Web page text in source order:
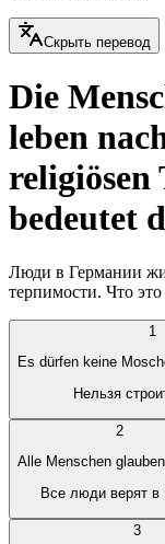
Скрыть перевод
Die
leben
religiösen
bedeutet
Люди в Германии
терпимости. Что это
1
Es dürfen keine
Нельзя
2
Alle Menschen
Все люди верят в
3